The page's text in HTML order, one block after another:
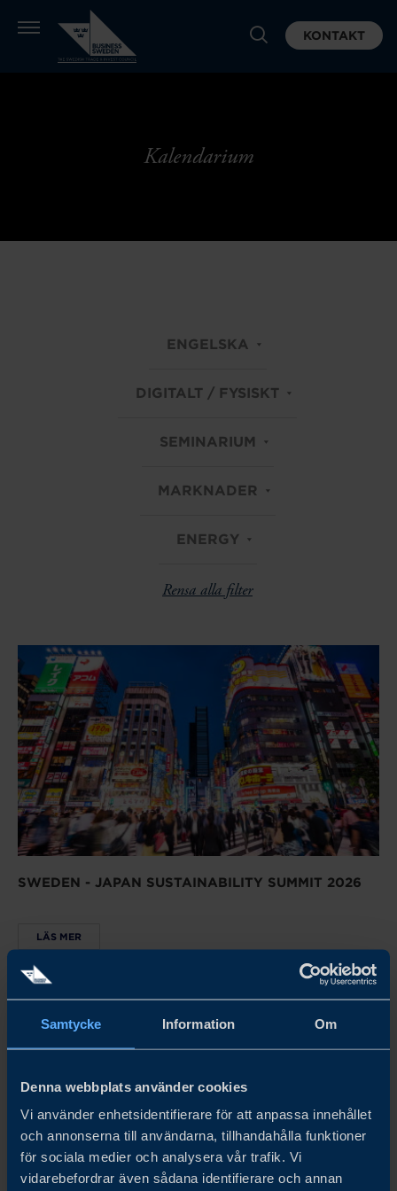
Samtycke Information Om
Denna webbplats använder cookies
Vi använder enhetsidentifierare för att anpassa innehållet
och annonserna till användarna, tillhandahålla funktioner
för sociala medier och analysera vår trafik. Vi
vidarebefordrar även sådana identifierare och annan
KONTAKT
Kalendarium
ENGELSKA
DIGITALT / FYSISKT
SEMINARIUM
MARKNADER
ENERGY
Rensa alla filter
SWEDEN - JAPAN SUSTAINABILITY SUMMIT 2026
LÄS MER